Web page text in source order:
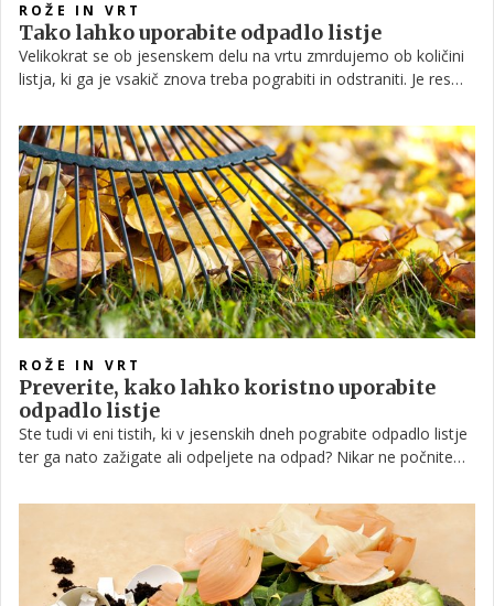
ROŽE IN VRT
Tako lahko uporabite odpadlo listje
Velikokrat se ob jesenskem delu na vrtu zmrdujemo ob količini
listja, ki ga je vsakič znova treba pograbiti in odstraniti. Je res
gnojilo za svoje rastline, najbolj primeren mesec za 'izdelovanje
komposta pa je prav mesec oktober. To pa še ni vse. Poglejmo
si, kaj lahko iz odpadlega listja še pridobimo.
ROŽE IN VRT
Preverite, kako lahko koristno uporabite
odpadlo listje
Ste tudi vi eni tistih, ki v jesenskih dneh pograbite odpadlo listje
ter ga nato zažigate ali odpeljete na odpad? Nikar ne počnite